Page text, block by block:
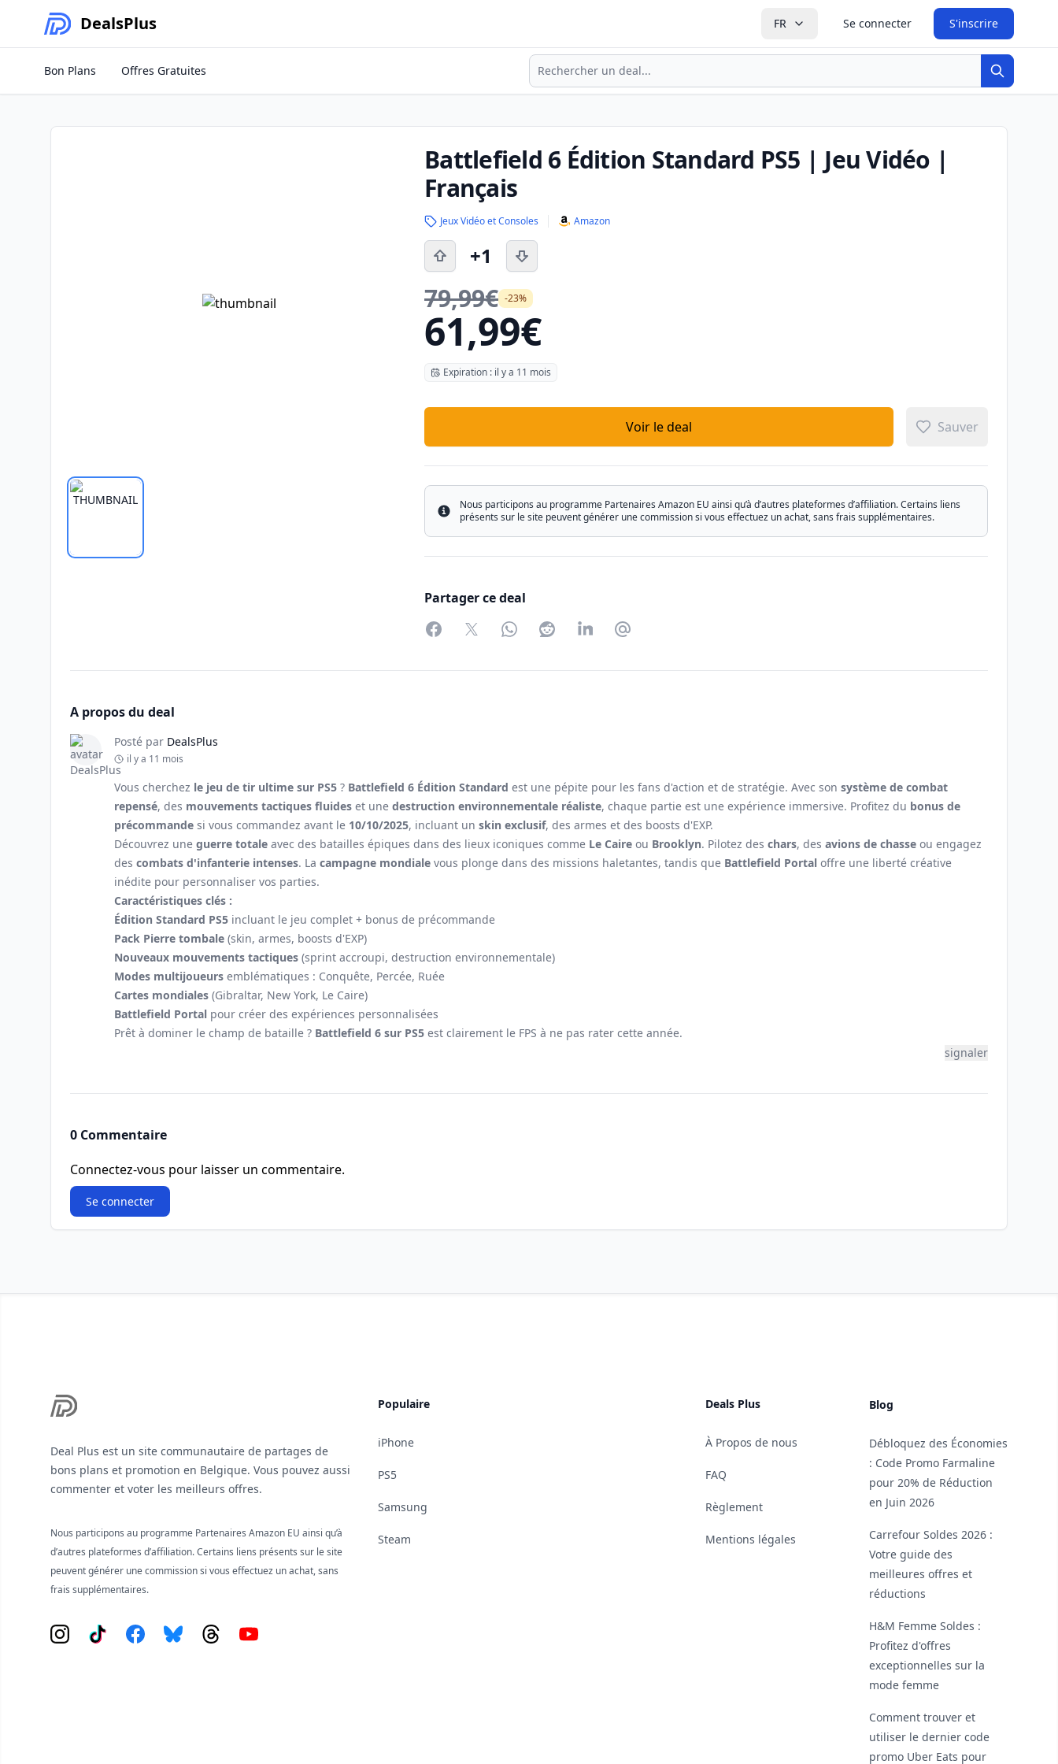
DealsPlus FR Se connecter S'inscrire
Recherche
Recherche
Bon Plans Offres Gratuites
Battlefield 6 Édition Standard PS5 | Jeu Vidéo |
Français
Jeux Vidéo et Consoles Amazon
+1
79,99€ -23%
61,99€
Expiration : il y a 11 mois
Voir le deal Sauver
Info
Nous participons au programme Partenaires Amazon EU ainsi qu’à d’autres plateformes d’affiliation. Certains liens
présents sur le site peuvent générer une commission si vous effectuez un achat, sans frais supplémentaires.
Partager ce deal
FacebookTwitterWhatsAppRedditLinkedInPartager par Email
A propos du deal
Posté par DealsPlus
il y a 11 mois
Vous cherchez le jeu de tir ultime sur PS5 ? Battlefield 6 Édition Standard est une pépite pour les fans d'action et de stratégie. Avec son système de combat
repensé, des mouvements tactiques fluides et une destruction environnementale réaliste, chaque partie est une expérience immersive. Profitez du bonus de
précommande si vous commandez avant le 10/10/2025, incluant un skin exclusif, des armes et des boosts d'EXP.
Découvrez une guerre totale avec des batailles épiques dans des lieux iconiques comme Le Caire ou Brooklyn. Pilotez des chars, des avions de chasse ou engagez
des combats d'infanterie intenses. La campagne mondiale vous plonge dans des missions haletantes, tandis que Battlefield Portal offre une liberté créative
inédite pour personnaliser vos parties.
Caractéristiques clés :
Édition Standard PS5 incluant le jeu complet + bonus de précommande
Pack Pierre tombale (skin, armes, boosts d'EXP)
Nouveaux mouvements tactiques (sprint accroupi, destruction environnementale)
Modes multijoueurs emblématiques : Conquête, Percée, Ruée
Cartes mondiales (Gibraltar, New York, Le Caire)
Battlefield Portal pour créer des expériences personnalisées
Prêt à dominer le champ de bataille ? Battlefield 6 sur PS5 est clairement le FPS à ne pas rater cette année.
signaler
0 Commentaire
Connectez-vous pour laisser un commentaire.
Se connecter
Deal Plus est un site communautaire de partages de
bons plans et promotion en Belgique. Vous pouvez aussi
commenter et voter les meilleurs offres.
Nous participons au programme Partenaires Amazon EU ainsi qu’à
d’autres plateformes d’affiliation. Certains liens présents sur le site
peuvent générer une commission si vous effectuez un achat, sans
frais supplémentaires.
Instagram
Tiktok FacebookBlueskyThreadsYouTube
Populaire
iPhone
PS5
Samsung
Steam
Deals Plus
À Propos de nous
FAQ
Règlement
Mentions légales
Blog
Débloquez des Économies
: Code Promo Farmaline
pour 20% de Réduction
en Juin 2026
Carrefour Soldes 2026 :
Votre guide des
meilleures offres et
réductions
H&M Femme Soldes :
Profitez d'offres
exceptionnelles sur la
mode femme
Comment trouver et
utiliser le dernier code
promo Uber Eats pour